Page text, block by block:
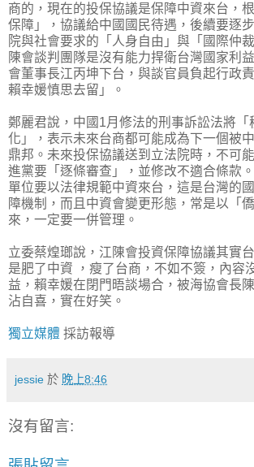
商的，現在的投保協議是保障中資來台，
保障」，協議給中國國民待遇，後續要逐
院與社會要求的「人身自由」與「國際仲
陳會談判團隊是沒有能力捍衛台灣國家利
會董事長江丙坤下台，與談官員負起行政
賴幸­媛慎思去留」。
鄭麗君說，中國1月修法的刑事訴訟法將「
化」，表示未來台商都可能成為下一個被
鼎邦。未來投保協議送到立法院時，不可
進黨要­「逐條審查」，並修改不適合條款
單位要以法律規範中資來台，這是台灣的
障機制，而且中資會變更形態，常是以「
來，一定要一­併管理。
立委蔡煌瑯說，江陳會投資保障協議其實
是肥了中資 ，瘦了台商，不如不簽，內容
益，賴幸媛在閉門晤談場合，被海協會長
沾自喜，實在好笑。
獨立媒體 採訪報導
jessie 於 晚上8:46
沒有留言: